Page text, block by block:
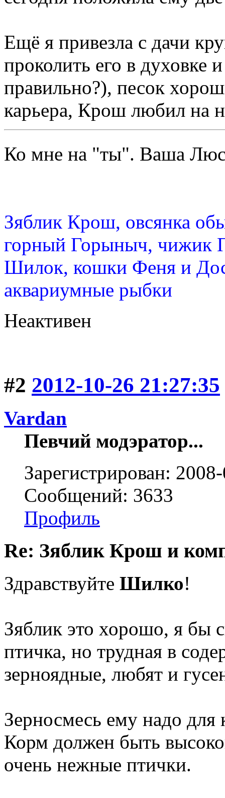
Ещё я привезла с дачи
проколить его в духовке
правильно?), песок
карьера, Крош любил на
Ко мне на "ты". Ваша
Зяблик Крош, овсянка
горный Горыныч, чижик
Шилок, кошки Феня и
аквариумные рыбки
Неактивен
#2 2012-10-26 21:27:35
Vardan
Певчий модэратор...
Зарегистрирован:
Сообщений: 3633
Профиль
Re: Зяблик Крош и
Здравствуйте Шилко!
Зяблик это хорошо, я бы
птичка, но трудная в
зерноядные, любят и
Зерносмесь ему надо для
Корм должен быть
очень нежные птички.